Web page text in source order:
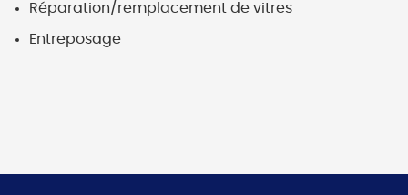
Réparation/remplacement de vitres
Entreposage